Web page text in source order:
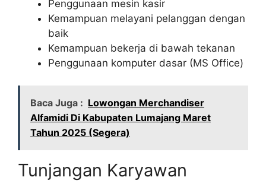
Penggunaan mesin kasir
Kemampuan melayani pelanggan dengan
baik
Kemampuan bekerja di bawah tekanan
Penggunaan komputer dasar (MS Office)
Baca Juga : Lowongan Merchandiser
Alfamidi Di Kabupaten Lumajang Maret
Tahun 2025 (Segera)
Tunjangan Karyawan